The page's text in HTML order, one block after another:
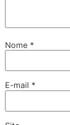
Nome *
E-mail *